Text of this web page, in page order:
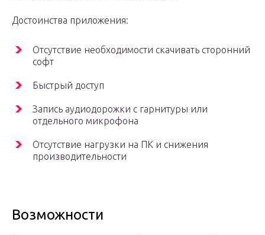
Достоинства приложения:
Отсутствие необходимости скачивать сторонний
софт
Быстрый доступ
Запись аудиодорожки с гарнитуры или
отдельного микрофона
Отсутствие нагрузки на ПК и снижения
производительности
Возможности